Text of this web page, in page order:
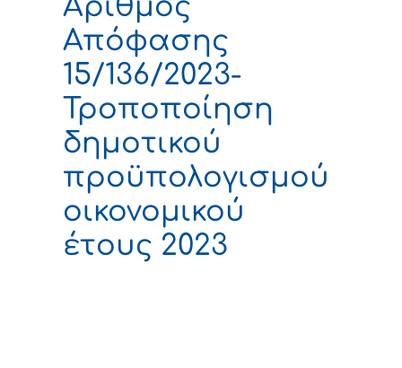
Αριθμός
Απόφασης
15/136/2023-
Τροποποίηση
δημοτικού
προϋπολογισμού
οικονομικού
έτους 2023